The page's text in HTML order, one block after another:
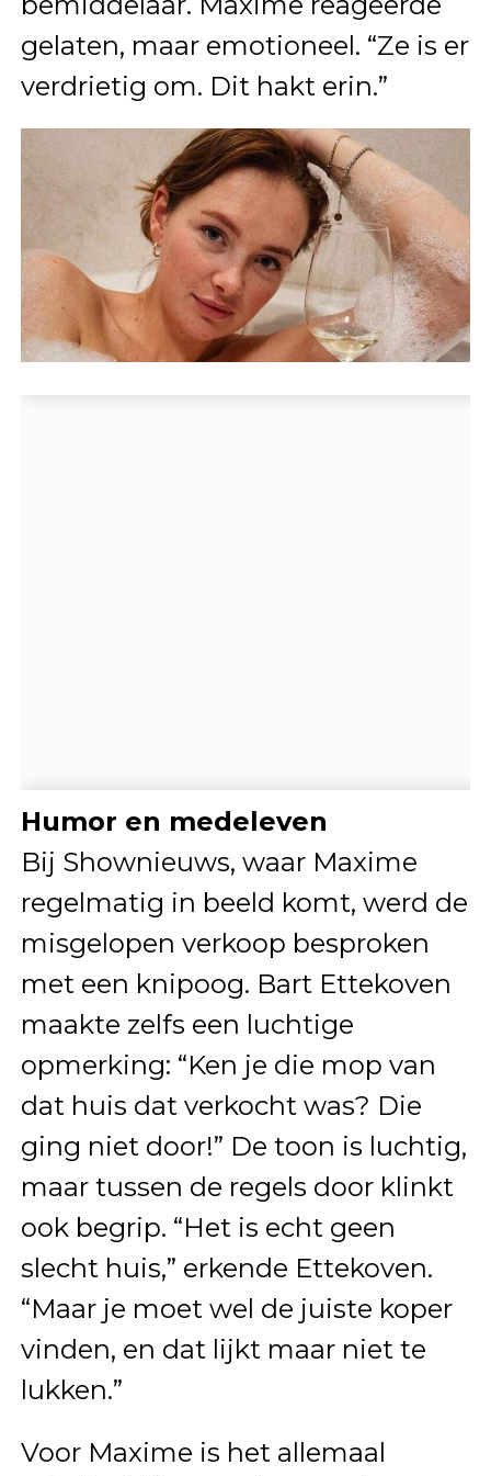
gelaten, maar emotioneel. “Ze is er
verdrietig om. Dit hakt erin.”
Humor en medeleven
Bij Shownieuws, waar Maxime
regelmatig in beeld komt, werd de
misgelopen verkoop besproken
met een knipoog. Bart Ettekoven
maakte zelfs een luchtige
opmerking: “Ken je die mop van
dat huis dat verkocht was? Die
ging niet door!” De toon is luchtig,
maar tussen de regels door klinkt
ook begrip. “Het is echt geen
slecht huis,” erkende Ettekoven.
“Maar je moet wel de juiste koper
vinden, en dat lijkt maar niet te
lukken.”
Voor Maxime is het allemaal